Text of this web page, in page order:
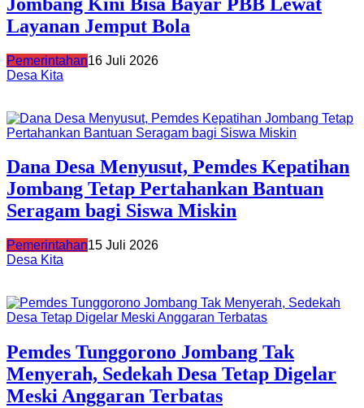
Layanan Jemput Bola
Pemerintahan16 Juli 2026
Desa Kita
Dana Desa Menyusut, Pemdes Kepatihan
Jombang Tetap Pertahankan Bantuan
Seragam bagi Siswa Miskin
Pemerintahan15 Juli 2026
Desa Kita
Pemdes Tunggorono Jombang Tak
Menyerah, Sedekah Desa Tetap Digelar
Meski Anggaran Terbatas